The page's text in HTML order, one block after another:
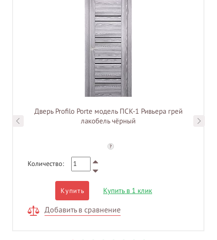
Дверь Profilo Porte модель ПСК-1 Ривьера грей
лакобель чёрный
?
Количество:
Купить Купить в 1 клик
Добавить в сравнение